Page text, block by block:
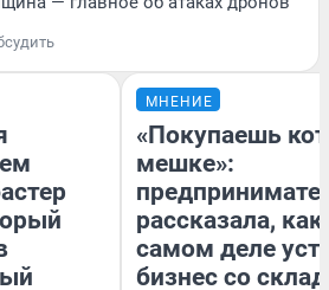
МНЕНИЕ
«Покупаешь
мешке»:
рассказала, как
самом деле
бизнес со